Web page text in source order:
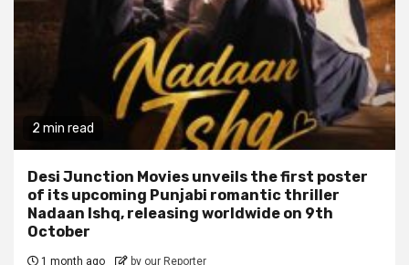
2 min read
Desi Junction Movies unveils the first poster
of its upcoming Punjabi romantic thriller
Nadaan Ishq, releasing worldwide on 9th
October
1 month ago by our Reporter